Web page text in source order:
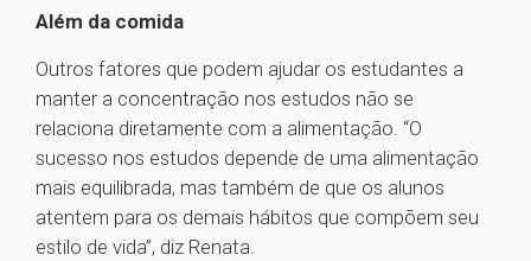
Além da comida
Outros fatores que podem ajudar os estudantes a
manter a concentração nos estudos não se
relaciona diretamente com a alimentação. “O
sucesso nos estudos depende de uma alimentação
mais equilibrada, mas também de que os alunos
atentem para os demais hábitos que compõem seu
estilo de vida”, diz Renata.